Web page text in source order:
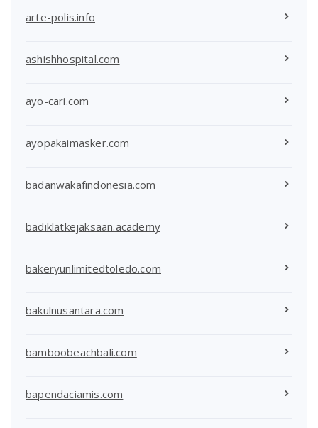
arte-polis.info
ashishhospital.com
ayo-cari.com
ayopakaimasker.com
badanwakafindonesia.com
badiklatkejaksaan.academy
bakeryunlimitedtoledo.com
bakulnusantara.com
bamboobeachbali.com
bapendaciamis.com